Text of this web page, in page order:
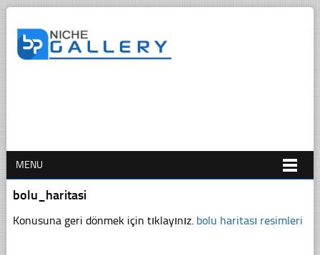
MENU
bolu_haritasi
Konusuna geri dönmek için tıklayınız. bolu haritası resimleri